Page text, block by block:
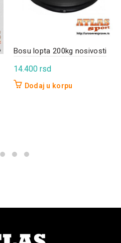
Bosu lopta 200kg nosivosti
14.400 rsd
Dodaj u korpu